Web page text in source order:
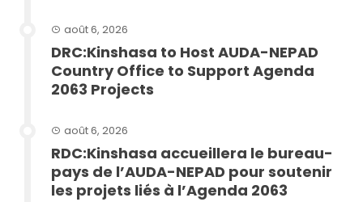
août 6, 2026
DRC:Kinshasa to Host AUDA-NEPAD
Country Office to Support Agenda
2063 Projects
août 6, 2026
RDC:Kinshasa accueillera le bureau-
pays de l’AUDA-NEPAD pour soutenir
les projets liés à l’Agenda 2063